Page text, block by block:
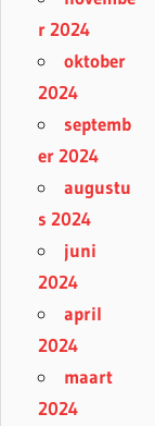
r 2024
oktober
2024
septemb
er 2024
augustu
s 2024
juni
2024
april
2024
maart
2024